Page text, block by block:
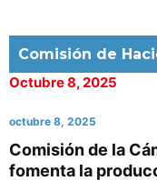
Comisión de
Octubre 8, 2025
octubre 8, 2025
Comisión de la
fomenta la